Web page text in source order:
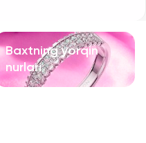
Baxtning yorqin
nurlari